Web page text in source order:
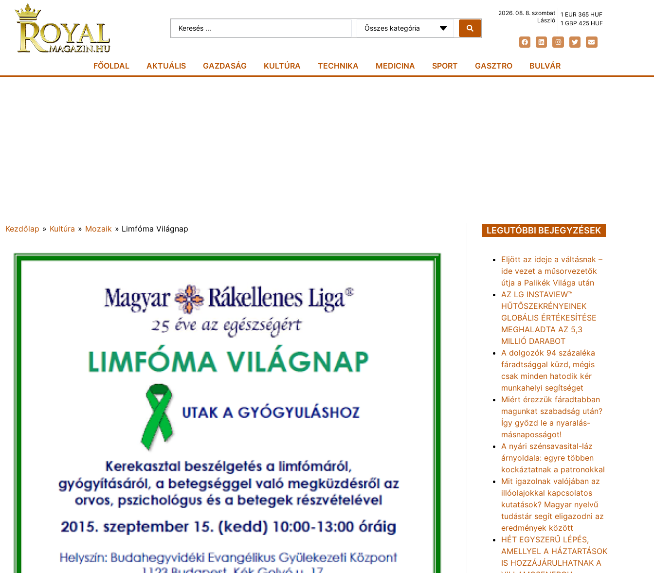
Összes kategória
2026. 08. 8. szombat
László
1 EUR 365 HUF
1 GBP 425 HUF
FŐOLDAL AKTUÁLIS GAZDASÁG KULTÚRA TECHNIKA MEDICINA SPORT GASZTRO BULVÁR
Kezdőlap » Kultúra » Mozaik » Limfóma Világnap LEGUTÓBBI BEJEGYZÉSEK
Eljött az ideje a váltásnak –
ide vezet a műsorvezetők
útja a Palikék Világa után
AZ LG INSTAVIEW™
HŰTŐSZEKRÉNYEINEK
GLOBÁLIS ÉRTÉKESÍTÉSE
MEGHALADTA AZ 5,3
MILLIÓ DARABOT
A dolgozók 94 százaléka
fáradtsággal küzd, mégis
csak minden hatodik kér
munkahelyi segítséget
Miért érezzük fáradtabban
magunkat szabadság után?
Így győzd le a nyaralás-
másnaposságot!
A nyári szénsavasital-láz
árnyoldala: egyre többen
kockáztatnak a patronokkal
Mit igazolnak valójában az
illóolajokkal kapcsolatos
kutatások? Magyar nyelvű
tudástár segít eligazodni az
eredmények között
HÉT EGYSZERŰ LÉPÉS,
AMELLYEL A HÁZTARTÁSOK
IS HOZZÁJÁRULHATNAK A